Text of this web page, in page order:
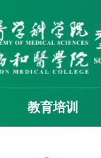
教育培训